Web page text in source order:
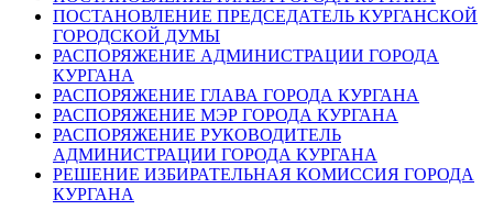
ПОСТАНОВЛЕНИЕ ПРЕДСЕДАТЕЛЬ КУРГАНСКОЙ
ГОРОДСКОЙ ДУМЫ
РАСПОРЯЖЕНИЕ АДМИНИСТРАЦИИ ГОРОДА
КУРГАНА
РАСПОРЯЖЕНИЕ ГЛАВА ГОРОДА КУРГАНА
РАСПОРЯЖЕНИЕ МЭР ГОРОДА КУРГАНА
РАСПОРЯЖЕНИЕ РУКОВОДИТЕЛЬ
АДМИНИСТРАЦИИ ГОРОДА КУРГАНА
РЕШЕНИЕ ИЗБИРАТЕЛЬНАЯ КОМИССИЯ ГОРОДА
КУРГАНА